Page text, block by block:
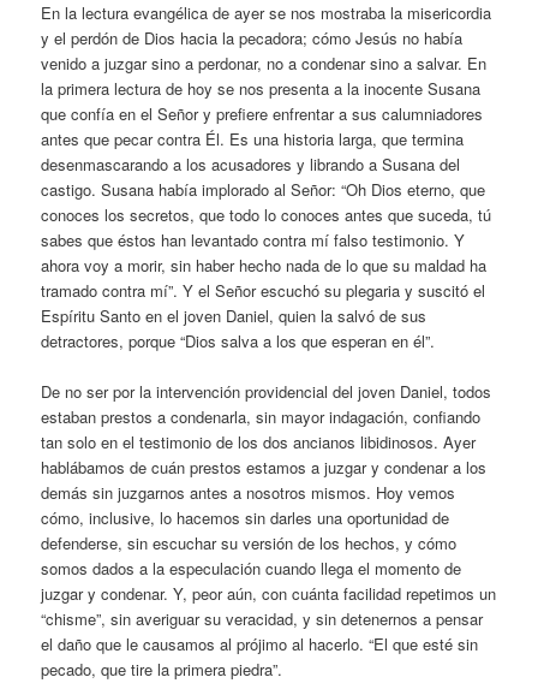
En la lectura evangélica de ayer se nos mostraba la misericordia
y el perdón de Dios hacia la pecadora; cómo Jesús no había
venido a juzgar sino a perdonar, no a condenar sino a salvar. En
la primera lectura de hoy se nos presenta a la inocente Susana
que confía en el Señor y prefiere enfrentar a sus calumniadores
antes que pecar contra Él. Es una historia larga, que termina
desenmascarando a los acusadores y librando a Susana del
castigo. Susana había implorado al Señor: “Oh Dios eterno, que
conoces los secretos, que todo lo conoces antes que suceda, tú
sabes que éstos han levantado contra mí falso testimonio. Y
ahora voy a morir, sin haber hecho nada de lo que su maldad ha
tramado contra mí”. Y el Señor escuchó su plegaria y suscitó el
Espíritu Santo en el joven Daniel, quien la salvó de sus
detractores, porque “Dios salva a los que esperan en él”.
De no ser por la intervención providencial del joven Daniel, todos
estaban prestos a condenarla, sin mayor indagación, confiando
tan solo en el testimonio de los dos ancianos libidinosos. Ayer
hablábamos de cuán prestos estamos a juzgar y condenar a los
demás sin juzgarnos antes a nosotros mismos. Hoy vemos
cómo, inclusive, lo hacemos sin darles una oportunidad de
defenderse, sin escuchar su versión de los hechos, y cómo
somos dados a la especulación cuando llega el momento de
juzgar y condenar. Y, peor aún, con cuánta facilidad repetimos un
“chisme”, sin averiguar su veracidad, y sin detenernos a pensar
el daño que le causamos al prójimo al hacerlo. “El que esté sin
pecado, que tire la primera piedra”.